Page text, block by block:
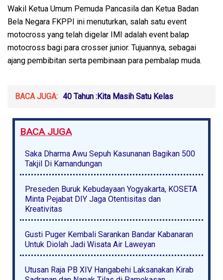
Wakil Ketua Umum Pemuda Pancasila dan Ketua Badan
Bela Negara FKPPI ini menuturkan, salah satu event
motocross yang telah digelar IMI adalah event balap
motocross bagi para crosser junior. Tujuannya, sebagai
ajang pembibitan serta pembinaan para pembalap muda.
BACA JUGA: 40 Tahun :Kita Masih Satu Kelas
BACA JUGA
Saka Dharma Awu Sepuh Kasunanan Bagikan 500
Takjil Di Kamandungan
Preseden Buruk Kebudayaan Yogyakarta, KOSETA
Minta Pejabat DIY Jaga Otentisitas dan
Kreativitas
Gusti Puger Kembali Sarankan Bandar Kabanaran
Untuk Diolah Jadi Wisata Air Laweyan
Utusan Raja PB XIV Hangabehi Laksanakan Kirab